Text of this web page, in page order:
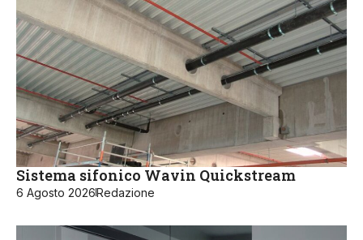
Sistema sifonico Wavin Quickstream
6 Agosto 2026Redazione